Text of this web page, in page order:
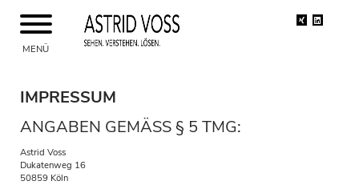
MENÜ
XingLinkedin
THEMEN
SEMINARE UND WORKSHOPS
BERATUNG
BLOG
IMPRESSUM
ANGABEN GEMÄSS § 5 TMG:
Astrid Voss
Dukatenweg 16
50859 Köln